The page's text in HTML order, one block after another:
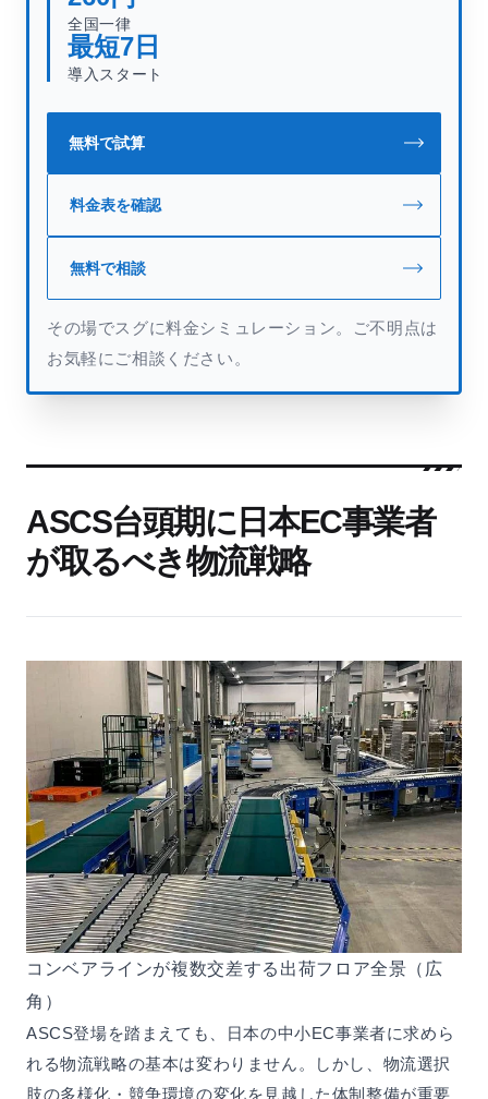
全国一律
最短7 日
導入スタート
無料で試算
料金表を確認
無料で相談
その場でスグに料金シミュレーション。ご不明点は
お気軽にご相談ください。
ASCS台頭期に日本EC事業者
が取るべき物流戦略
コンベアラインが複数交差する出荷フロア全景（広
角）
ASCS登場を踏まえても、日本の中小EC事業者に求めら
れる物流戦略の基本は変わりません。しかし、物流選択
肢の多様化・競争環境の変化を見越した体制整備が重要